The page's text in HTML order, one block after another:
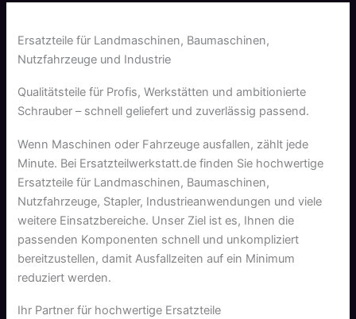
Ersatzteile für Landmaschinen, Baumaschinen,
Nutzfahrzeuge und Industrie
Qualitätsteile für Profis, Werkstätten und ambitionierte
Schrauber – schnell geliefert und zuverlässig passend.
Wenn Maschinen oder Fahrzeuge ausfallen, zählt jede
Minute. Bei Ersatzteilwerkstatt.de finden Sie hochwertige
Ersatzteile für Landmaschinen, Baumaschinen,
Nutzfahrzeuge, Stapler, Industrieanwendungen und viele
weitere Einsatzbereiche. Unser Ziel ist es, Ihnen die
passenden Komponenten schnell und unkompliziert
bereitzustellen, damit Ausfallzeiten auf ein Minimum
reduziert werden.
Ihr Partner für hochwertige Ersatzteile